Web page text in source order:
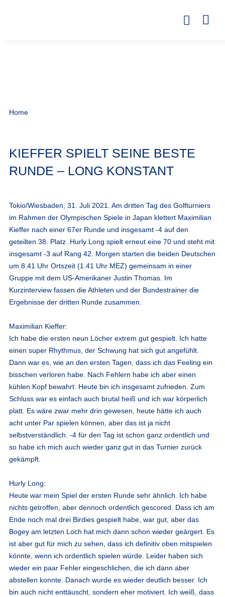
Home
KIEFFER SPIELT SEINE BESTE
RUNDE – LONG KONSTANT
Tokio/Wiesbaden, 31. Juli 2021. Am dritten Tag des Golfturniers
im Rahmen der Olympischen Spiele in Japan klettert Maximilian
Kieffer nach einer 67er Runde und insgesamt -4 auf den
geteilten 38. Platz. Hurly Long spielt erneut eine 70 und steht mit
insgesamt -3 auf Rang 42. Morgen starten die beiden Deutschen
um 8.41 Uhr Ortszeit (1.41 Uhr MEZ) gemeinsam in einer
Gruppe mit dem US-Amerikaner Justin Thomas. Im
Kurzinterview fassen die Athleten und der Bundestrainer die
Ergebnisse der dritten Runde zusammen.
Maximilian Kieffer:
Ich habe die ersten neun Löcher extrem gut gespielt. Ich hatte
einen super Rhythmus, der Schwung hat sich gut angefühlt.
Dann war es, wie an den ersten Tagen, dass ich das Feeling ein
bisschen verloren habe. Nach Fehlern habe ich aber einen
kühlen Kopf bewahrt. Heute bin ich insgesamt zufrieden. Zum
Schluss war es einfach auch brutal heiß und ich war körperlich
platt. Es wäre zwar mehr drin gewesen, heute hätte ich auch
acht unter Par spielen können, aber das ist ja nicht
selbstverständlich. -4 für den Tag ist schon ganz ordentlich und
so habe ich mich auch wieder ganz gut in das Turnier zurück
gekämpft.
Hurly Long:
Heute war mein Spiel der ersten Runde sehr ähnlich. Ich habe
nichts getroffen, aber dennoch ordentlich gescored. Dass ich am
Ende noch mal drei Birdies gespielt habe, war gut, aber das
Bogey am letzten Loch hat mich dann schon wieder geärgert. Es
ist aber gut für mich zu sehen, dass ich definitiv oben mitspielen
könnte, wenn ich ordentlich spielen würde. Leider haben sich
wieder ein paar Fehler eingeschlichen, die ich dann aber
abstellen konnte. Danach wurde es wieder deutlich besser. Ich
bin auch nicht enttäuscht, sondern eher motiviert. Ich weiß, dass